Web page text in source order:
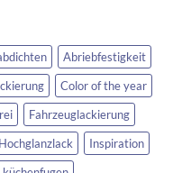
Abriebfestigkeit
Color of the year
Fahrzeuglackierung
Hochglanzlack
Inspiration